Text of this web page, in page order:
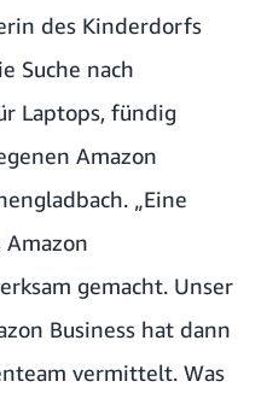
des Kinderdorfs
Suche nach
Laptops, fündig
Amazon
„Eine
gemacht. Unser
Business hat dann
vermittelt. Was